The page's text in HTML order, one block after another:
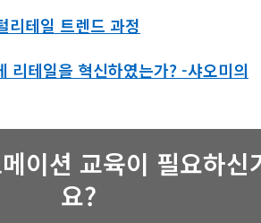
리테일 트렌드 과정
리테일을 혁신하였는가? -샤오미의
이션 교육이 필요하신
요?